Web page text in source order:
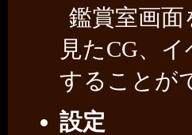
鑑賞室画
見たCG、
することが
設定